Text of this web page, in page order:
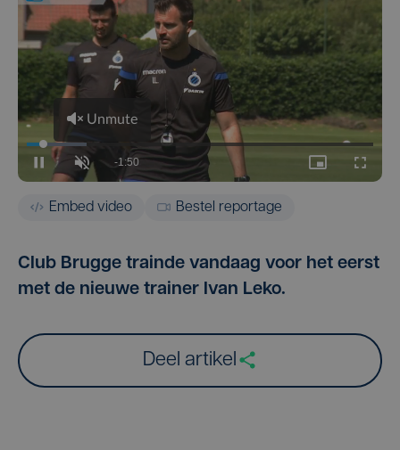
Embed video Bestel reportage
Club Brugge trainde vandaag voor het eerst
met de nieuwe trainer Ivan Leko.
Deel artikel